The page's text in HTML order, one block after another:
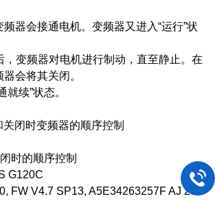
器会接通电机。变频器又进入“运行”状
，变频器对电机进行制动，直至静止。在
会将其关闭。
就续”状态。
闭时变频器的顺序控制
时的顺序控制
G120C
FW V4.7 SP13, A5E34263257F AJ 205